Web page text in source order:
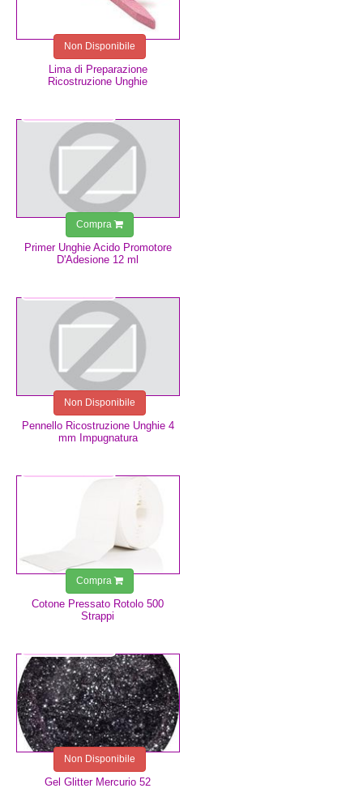
Lima di Preparazione
Ricostruzione Unghie
Non Disponibile
Primer Unghie Acido Promotore
D'Adesione 12 ml
Compra
Pennello Ricostruzione Unghie 4
mm Impugnatura
Non Disponibile
Cotone Pressato Rotolo 500
Strappi
Compra
Gel Glitter Mercurio 52
Non Disponibile